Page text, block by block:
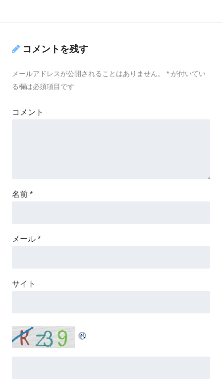
コメントを残す
メールアドレスが公開されることはありません。 * が付いてい
る欄は必須項目です
コメント
名前 *
メール *
サイト